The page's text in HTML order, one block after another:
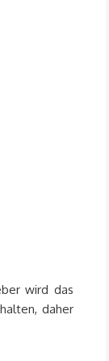
wird das
daher